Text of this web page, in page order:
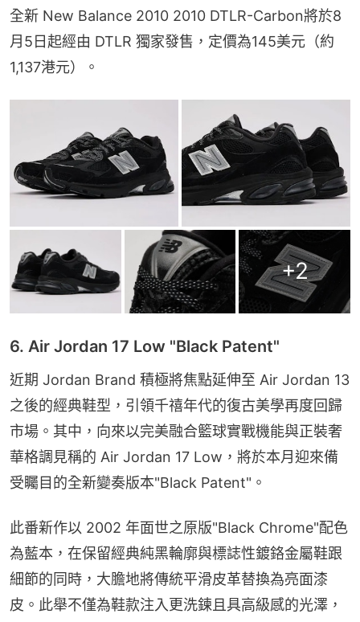
全新 New Balance 2010 2010 DTLR-Carbon將於8
月5日起經由 DTLR 獨家發售，定價為145美元（約
1,137港元）。
+2
6. Air Jordan 17 Low "Black Patent"
近期 Jordan Brand 積極將焦點延伸至 Air Jordan 13
之後的經典鞋型，引領千禧年代的復古美學再度回歸
市場。其中，向來以完美融合籃球實戰機能與正裝奢
華格調見稱的 Air Jordan 17 Low，將於本月迎來備
受矚目的全新變奏版本"Black Patent"。
此番新作以 2002 年面世之原版"Black Chrome"配色
為藍本，在保留經典純黑輪廓與標誌性鍍鉻金屬鞋跟
細節的同時，大膽地將傳統平滑皮革替換為亮面漆
皮。此舉不僅為鞋款注入更洗鍊且具高級感的光澤，